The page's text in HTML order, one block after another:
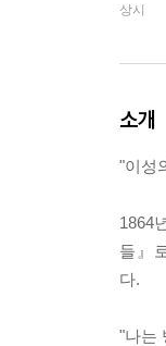
상시
소개
"이성
1864
들』
다.
"나는